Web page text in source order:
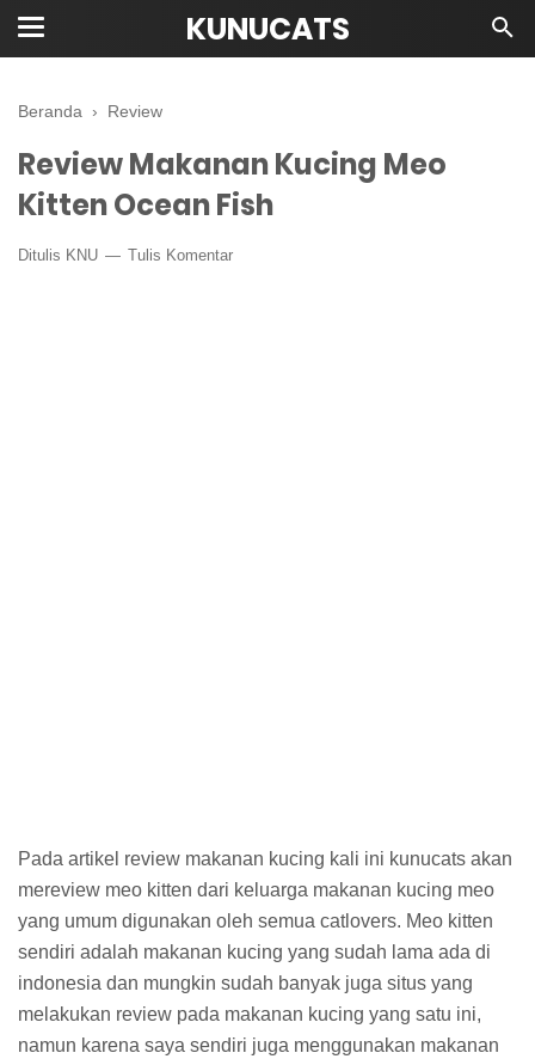
KUNUCATS
Beranda › Review
Review Makanan Kucing Meo
Kitten Ocean Fish
Ditulis KNU Tulis Komentar
Pada artikel review makanan kucing kali ini kunucats akan
mereview meo kitten dari keluarga makanan kucing meo
yang umum digunakan oleh semua catlovers. Meo kitten
sendiri adalah makanan kucing yang sudah lama ada di
indonesia dan mungkin sudah banyak juga situs yang
melakukan review pada makanan kucing yang satu ini,
namun karena saya sendiri juga menggunakan makanan